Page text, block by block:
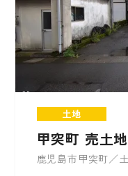
土地
甲突町 売土地
鹿児島市甲突町／